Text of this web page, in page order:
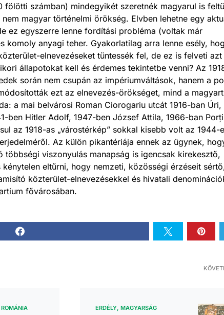
fölötti számban) mindegyikét szeretnék magyarul is
magyar történelmi örökség. Elvben lehetne egy
ez egyszerre lenne fordítási probléma (voltak már
komoly anyagi teher. Gyakorlatilag arra lenne esély,
elnevezéseket tüntessék fel, de ez is felveti azt
állapotokat kell és érdemes tekintetbe venni? Az
során nem csupán az impériumváltások, hanem a
ezt az elnevezés-örökséget, mind a
a mai belvárosi Roman Ciorogariu utcát 1916-ban Úri,
ben Hitler Adolf, 1947-ben József Attila, 1966-ban
az 1918-as „várostérkép” sokkal kisebb volt az 1944-
Az külön pikantériája ennek az ügynek,
többségi viszonyulás manapság is igencsak kirekesztő,
eltűrni, hogy nemzeti, közösségi érzéseit
közterület-elnevezésekkel és hivatali
fővárosában.
ROMÁNIA ERDÉLY MAGYARSÁG